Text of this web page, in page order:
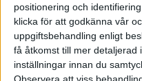
positionering och
klicka för att godkänna vår
uppgiftsbehandling enligt
få åtkomst till mer detaljerad
inställningar innan du
Observera att viss
'accountant' som
bokförare och
En 'riktig' revisor i
som är snäppet